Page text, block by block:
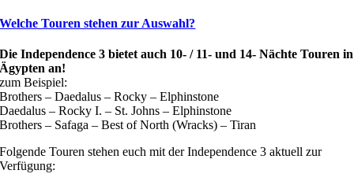
Welche Touren stehen zur Auswahl?
Die Independence 3 bietet auch 10- / 11- und 14- Nächte Touren in
Ägypten an!
zum Beispiel:
Brothers – Daedalus – Rocky – Elphinstone
Daedalus – Rocky I. – St. Johns – Elphinstone
Brothers – Safaga – Best of North (Wracks) – Tiran
Folgende Touren stehen euch mit der Independence 3 aktuell zur
Verfügung: